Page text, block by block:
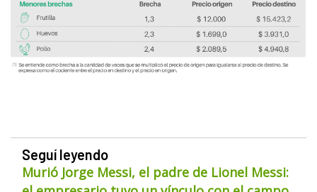
Seguí leyendo
Murió Jorge Messi, el padre de Lionel Messi: